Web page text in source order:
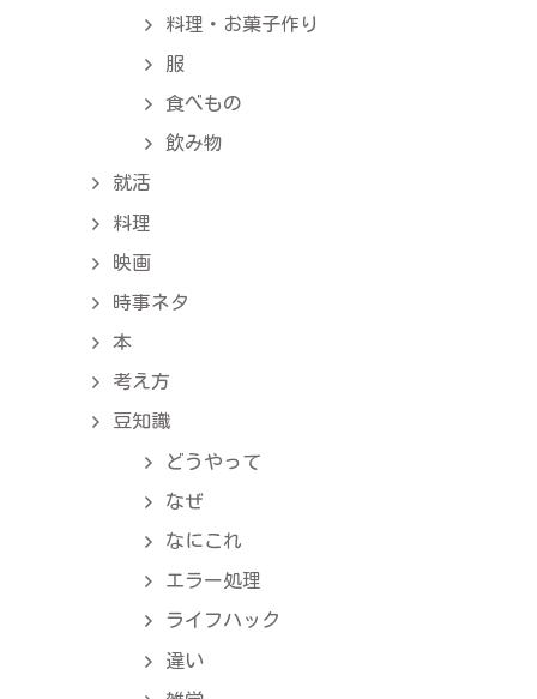
料理・お菓子作り
服
食べもの
飲み物
就活
料理
映画
時事ネタ
本
考え方
豆知識
どうやって
なぜ
なにこれ
エラー処理
ライフハック
違い